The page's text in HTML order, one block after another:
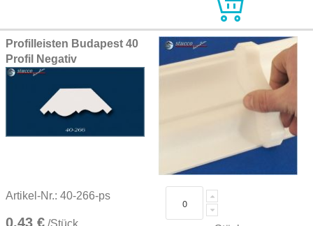
Profilleisten Budapest 40
Profil Negativ
Artikel-Nr.: 40-266-ps
0,43 € /Stück